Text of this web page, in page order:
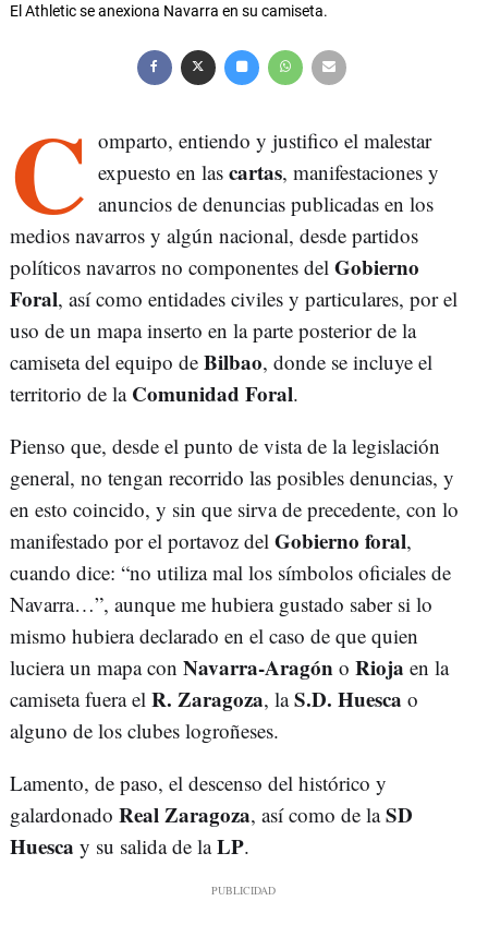
El Athletic se anexiona Navarra en su camiseta.
C omparto, entiendo y justifico el malestar
expuesto en las cartas, manifestaciones y
anuncios de denuncias publicadas en los
medios navarros y algún nacional, desde partidos
políticos navarros no componentes del Gobierno
Foral, así como entidades civiles y particulares, por el
uso de un mapa inserto en la parte posterior de la
camiseta del equipo de Bilbao, donde se incluye el
territorio de la Comunidad Foral.
Pienso que, desde el punto de vista de la legislación
general, no tengan recorrido las posibles denuncias, y
en esto coincido, y sin que sirva de precedente, con lo
manifestado por el portavoz del Gobierno foral,
cuando dice: “no utiliza mal los símbolos oficiales de
Navarra…”, aunque me hubiera gustado saber si lo
mismo hubiera declarado en el caso de que quien
luciera un mapa con Navarra-Aragón o Rioja en la
camiseta fuera el R. Zaragoza, laS.D. Huesca o
alguno de los clubes logroñeses.
Lamento, de paso, el descenso del histórico y
galardonado Real Zaragoza, así como de laSD
Huesca y su salida de laLP.